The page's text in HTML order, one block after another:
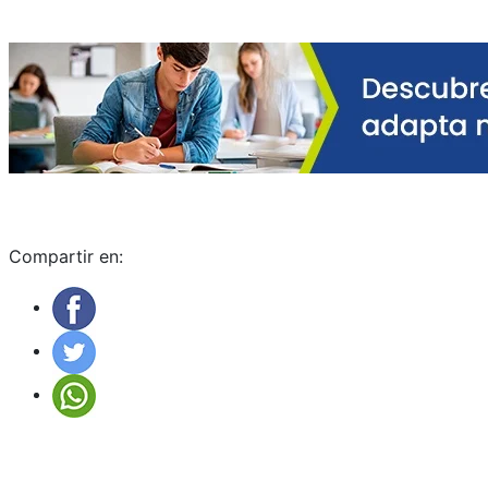
Compartir en: